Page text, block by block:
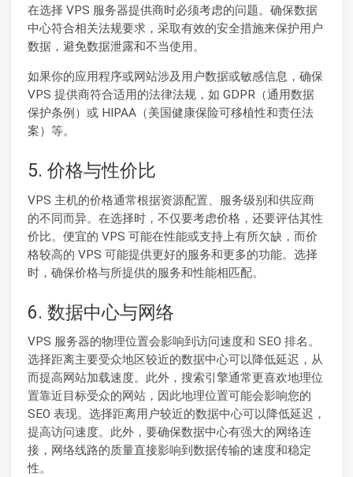
在选择 VPS 服务器提供商时必须考虑的问题。确保数据
中心符合相关法规要求，采取有效的安全措施来保护用户
数据，避免数据泄露和不当使用。
如果你的应用程序或网站涉及用户数据或敏感信息，确保
VPS 提供商符合适用的法律法规，如 GDPR（通用数据
保护条例）或 HIPAA（美国健康保险可移植性和责任法
案）等。
5. 价格与性价比
VPS 主机的价格通常根据资源配置、服务级别和供应商
的不同而异。在选择时，不仅要考虑价格，还要评估其性
价比。便宜的 VPS 可能在性能或支持上有所欠缺，而价
格较高的 VPS 可能提供更好的服务和更多的功能。选择
时，确保价格与所提供的服务和性能相匹配。
6. 数据中心与网络
VPS 服务器的物理位置会影响到访问速度和 SEO 排名。
选择距离主要受众地区较近的数据中心可以降低延迟，从
而提高网站加载速度。此外，搜索引擎通常更喜欢地理位
置靠近目标受众的网站，因此地理位置可能会影响您的
SEO 表现。选择距离用户较近的数据中心可以降低延迟，
提高访问速度。此外，要确保数据中心有强大的网络连
接，网络线路的质量直接影响到数据传输的速度和稳定
性。